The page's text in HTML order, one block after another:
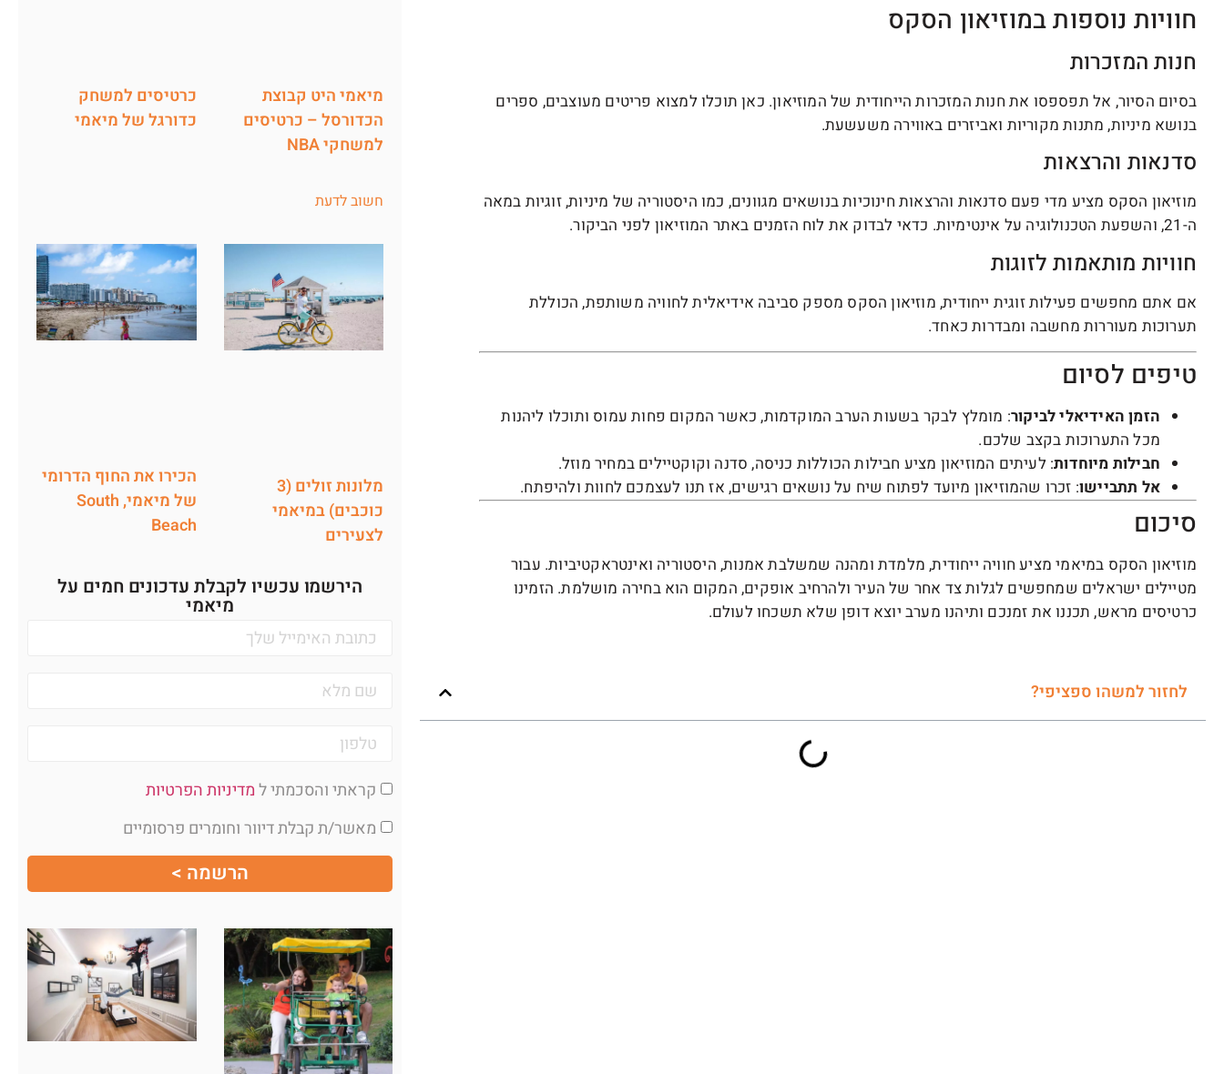
חוויות נוספות במוזיאון הסקס
חנות המזכרות
בסיום הסיור, אל תפספסו את חנות המזכרות הייחודית של המוזיאון. כאן תוכלו למצוא פריטים מעוצבים, ספרים
בנושא מיניות, מתנות מקוריות ואביזרים באווירה משעשעת.
סדנאות והרצאות
מוזיאון הסקס מציע מדי פעם סדנאות והרצאות חינוכיות בנושאים מגוונים, כמו היסטוריה של מיניות, זוגיות במאה
ה-21, והשפעת הטכנולוגיה על אינטימיות. כדאי לבדוק את לוח הזמנים באתר המוזיאון לפני הביקור.
חוויות מותאמות לזוגות
אם אתם מחפשים פעילות זוגית ייחודית, מוזיאון הסקס מספק סביבה אידיאלית לחוויה משותפת, הכוללת
תערוכות מעוררות מחשבה ומבדרות כאחד.
טיפים לסיום
הזמן האידיאלי לביקור: מומלץ לבקר בשעות הערב המוקדמות, כאשר המקום פחות עמוס ותוכלו ליהנות
מכל התערוכות בקצב שלכם.
חבילות מיוחדות: לעיתים המוזיאון מציע חבילות הכוללות כניסה, סדנה וקוקטיילים במחיר מוזל.
אל תתביישו: זכרו שהמוזיאון מיועד לפתוח שיח על נושאים רגישים, אז תנו לעצמכם לחוות ולהיפתח.
סיכום
מוזיאון הסקס במיאמי מציע חוויה ייחודית, מלמדת ומהנה שמשלבת אמנות, היסטוריה ואינטראקטיביות. עבור
מטיילים ישראלים שמחפשים לגלות צד אחר של העיר ולהרחיב אופקים, המקום הוא בחירה מושלמת. הזמינו
כרטיסים מראש, תכננו את זמנכם ותיהנו מערב יוצא דופן שלא תשכחו לעולם.
לחזור למשהו ספציפי?
מיאמי היט קבוצת
הכדורסל – כרטיסים
למשחקי NBA
כרטיסים למשחק
כדורגל של מיאמי
חשוב לדעת
מלונות זולים (3
כוכבים) במיאמי
לצעירים
הכירו את החוף הדרומי
של מיאמי, South
Beach
הירשמו עכשיו לקבלת עדכונים חמים על
מיאמי
קראתי והסכמתי למדיניות הפרטיות
מאשר/ת קבלת דיוור וחומרים פרסומיים
הרשמה >